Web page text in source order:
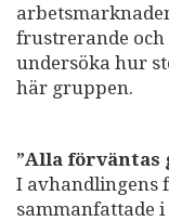
frustrerande
undersöka hur
här gruppen.
”Alla förväntas
I avhandlingens
sammanfattade i